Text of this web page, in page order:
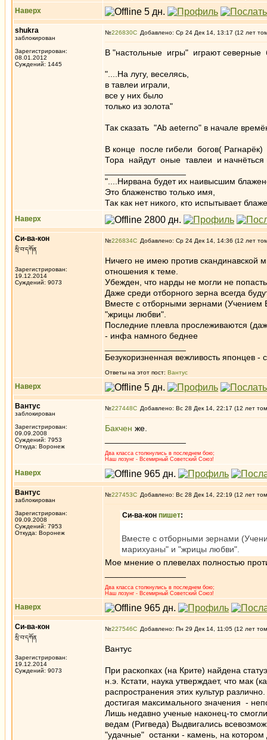
Наверх
shukra
заблокирован
Зарегистрирован:
08.01.2012
Суждений: 1445
№226830 Добавлено: Ср 24 Дек 14, 13:17 (12 лет
В "настольные игры" играют северные
"....На лугу, веселясь,
в тавлеи играли,
все у них было
только из золота"
Так сказать "Ab aeterno" в начале
В конце после гибели богов(
Тора найдут оные тавлеи и начнёться
"....Нирвана будет их наивысшим
Это блаженство только имя,
Так как нет никого, кто испытывает
Наверх
Си-ва-кон
སྲི་བ་དཀོན
Зарегистрирован:
19.12.2014
Суждений: 9073
№226834 Добавлено: Ср 24 Дек 14, 14:36 (12 лет
Ничего не имею против скандинавской
отношения к теме.
Убежден, что нарды не могли не
Даже среди отборного зерна всегда
Вместе с отборными зернами (Учением
"жрицы любви".
Последние плевла прослеживаются
- инфа намного беднее
Безукоризненная вежливость японцев -
Ответы на этот пост: Вантус
Наверх
Вантус
заблокирован
Зарегистрирован:
09.09.2008
Суждений: 7953
Откуда: Воронеж
№227448 Добавлено: Вс 28 Дек 14, 22:17 (12 лет
Бакчен же.
Два класса столкнулись в последнем бою;
Наш лозунг - Всемирный Советский Союз!
Наверх
Вантус
заблокирован
Зарегистрирован:
09.09.2008
Суждений: 7953
Откуда: Воронеж
№227453 Добавлено: Вс 28 Дек 14, 22:19 (12 лет
Си-ва-кон пишет:
Вместе с отборными зернами
марихуаны" и "жрицы любви".
Мое мнение о плевелах полностью
Два класса столкнулись в последнем бою;
Наш лозунг - Всемирный Советский Союз!
Наверх
Си-ва-кон
སྲི་བ་དཀོན
Зарегистрирован:
19.12.2014
Суждений: 9073
№227546 Добавлено: Пн 29 Дек 14, 11:05 (12 лет
Вантус
При раскопках (на Крите) найдена
н.э. Кстати, наука утверждает, что мак
распространения этих культур
достигая максимального значения -
Лишь недавно ученые наконец-то
ведам (Ригведа) Выдвигались
"удачные" останки - камень, на